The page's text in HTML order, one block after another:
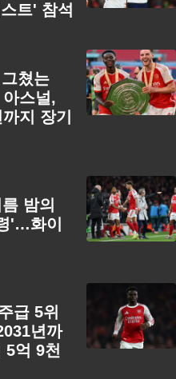
트' 참석
쳤는
스널,
지 장기
밤의
'…화이
급 5위
년까
5억 9천